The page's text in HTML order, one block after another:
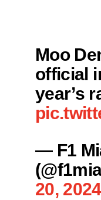
Moo
official
year’s
— F1
20, 2024